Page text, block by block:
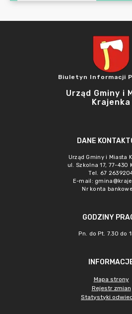
Biuletyn Informacji
Urząd Gminy i
Krajenka
DANE
Urząd Gminy i Miasta
ul. Szkolna 17, 77-430
Tel. 67
E-mail:
Nr konta
GODZINY
Pn. do Pt. 7.30 do
Mapa strony
Rejestr zmian
Statystyki